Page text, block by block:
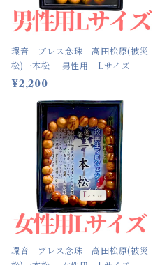
環音 ブレス念珠 高田松原(被災
松)一本松 男性用 Lサイズ
¥2,200
環音 ブレス念珠 高田松原(被災